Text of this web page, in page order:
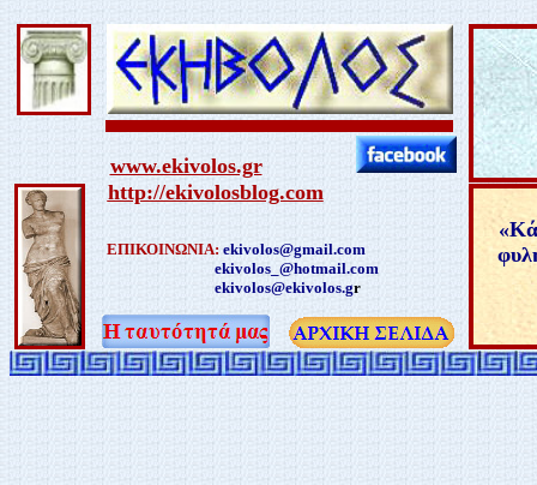
www.ekivolos.gr
http://ekivolosblog.com
ΕΠΙΚΟΙΝΩΝΙΑ: ekivolos@gmail.com
ekivolos_@hotmail.com
ekivolos@ekivolos.gr
«